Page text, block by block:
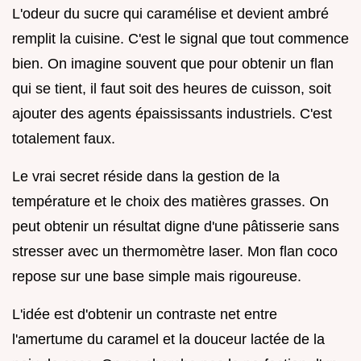
L'odeur du sucre qui caramélise et devient ambré
remplit la cuisine. C'est le signal que tout commence
bien. On imagine souvent que pour obtenir un flan
qui se tient, il faut soit des heures de cuisson, soit
ajouter des agents épaississants industriels. C'est
totalement faux.
Le vrai secret réside dans la gestion de la
température et le choix des matières grasses. On
peut obtenir un résultat digne d'une pâtisserie sans
stresser avec un thermomètre laser. Mon flan coco
repose sur une base simple mais rigoureuse.
L'idée est d'obtenir un contraste net entre
l'amertume du caramel et la douceur lactée de la